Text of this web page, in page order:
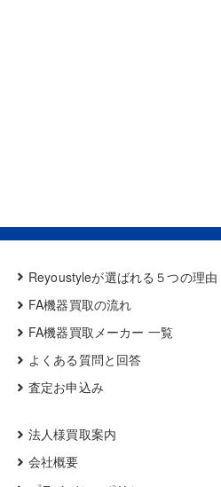
Reyoustyleが選ばれる５つの理由
FA機器買取の流れ
FA機器買取メーカー 一覧
よくある質問と回答
査定お申込み
法人様買取案内
会社概要